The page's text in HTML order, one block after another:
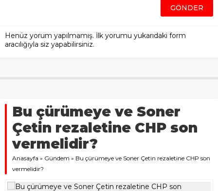
Henüz yorum yapılmamış. İlk yorumu yukarıdaki form
aracılığıyla siz yapabilirsiniz.
Bu çürümeye ve Soner
Çetin rezaletine CHP son
vermelidir?
Anasayfa » Gündem » Bu çürümeye ve Soner Çetin rezaletine CHP son
vermelidir?